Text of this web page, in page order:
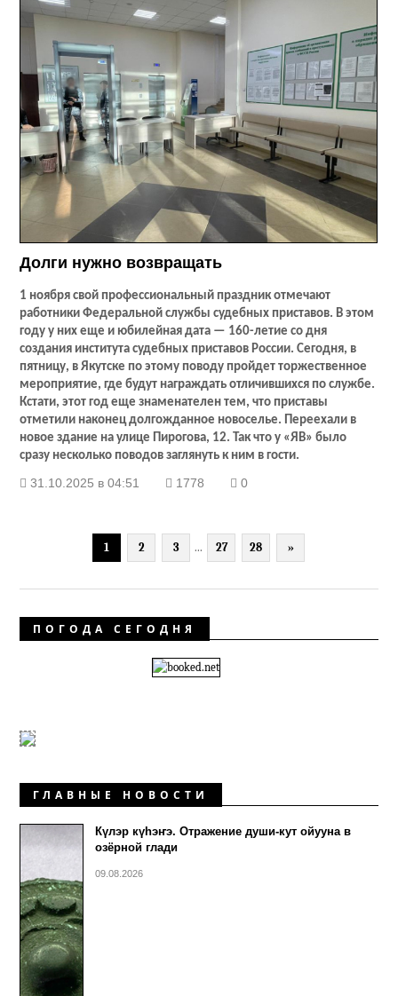
Долги нужно возвращать
1 ноября свой профессиональный праздник отмечают
работники Федеральной службы судебных приставов. В этом
году у них еще и юбилейная дата — 160-летие со дня
создания института судебных приставов России. Сегодня, в
пятницу, в Якутске по этому поводу пройдет торжественное
мероприятие, где будут награждать отличившихся по службе.
Кстати, этот год еще знаменателен тем, что приставы
отметили наконец долгожданное новоселье. Переехали в
новое здание на улице Пирогова, 12. Так что у «ЯВ» было
сразу несколько поводов заглянуть к ним в гости.
31.10.2025 в 04:51 1778 0
1 2 3 ... 27 28 »
ПОГОДА СЕГОДНЯ
ГЛАВНЫЕ НОВОСТИ
Күлэр күhэҥэ. Отражение души-кут ойууна в
озёрной глади
09.08.2026